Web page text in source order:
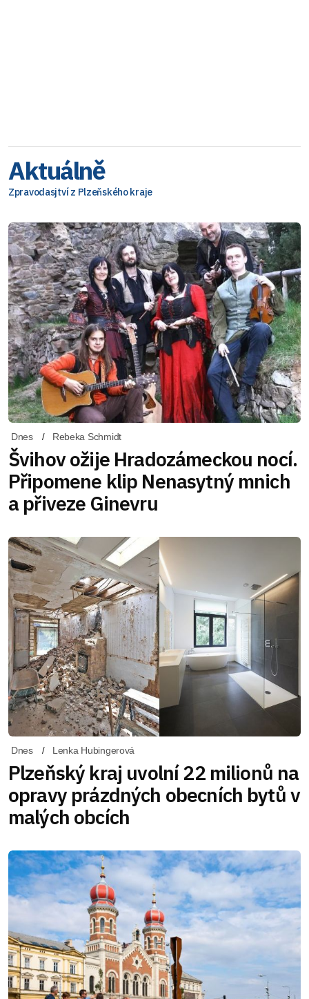
Aktuálně
Zpravodasjtví z Plzeňského kraje
Dnes Rebeka Schmidt
Švihov ožije Hradozámeckou nocí.
Připomene klip Nenasytný mnich
a přiveze Ginevru
Dnes Lenka Hubingerová
Plzeňský kraj uvolní 22 milionů na
opravy prázdných obecních bytů v
malých obcích